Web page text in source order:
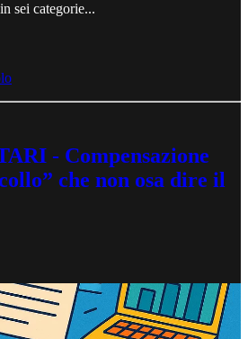
sei categorie...
- Compensazione
che non osa dire il